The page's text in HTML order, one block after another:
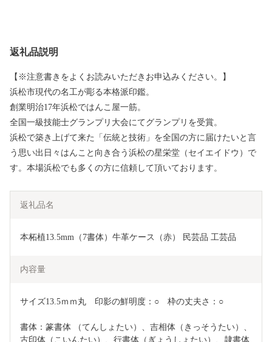
返礼品説明
【※注意書きをよくお読みいただきお申込みください。】
浜松市現代の名工が彫る本格派印鑑。
創業明治17年浜松ではんこ屋一筋。
全国一級技能士グランプリ大会にてグランプリを受賞。
浜松で築き上げて来た「伝統と技術」を全国の方に届けたいと言
う思い出日々はんこと向き合う浜松の星栄堂（セイエイドウ）で
す。本場浜松でも多くの方に信頼して頂いております。
返礼品名
本柘植13.5mm（7書体）牛革ケース（赤） 民芸品 工芸品
内容量
サイズ13.5ｍｍ丸　印影の鮮明度：○　枠の丈夫さ：○
書体：篆書体 （てんしょたい）、吉相体（きっそうたい）、
古印体（こいんたい）、行書体（ぎょうしょたい）、隷書体